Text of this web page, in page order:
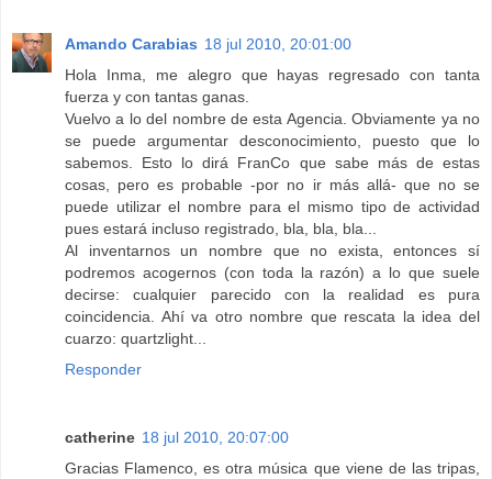
Amando Carabias 18 jul 2010, 20:01:00
Hola Inma, me alegro que hayas regresado con tanta
fuerza y con tantas ganas.
Vuelvo a lo del nombre de esta Agencia. Obviamente ya no
se puede argumentar desconocimiento, puesto que lo
sabemos. Esto lo dirá FranCo que sabe más de estas
cosas, pero es probable -por no ir más allá- que no se
puede utilizar el nombre para el mismo tipo de actividad
pues estará incluso registrado, bla, bla, bla...
Al inventarnos un nombre que no exista, entonces sí
podremos acogernos (con toda la razón) a lo que suele
decirse: cualquier parecido con la realidad es pura
coincidencia. Ahí va otro nombre que rescata la idea del
cuarzo: quartzlight...
Responder
catherine 18 jul 2010, 20:07:00
Gracias Flamenco, es otra música que viene de las tripas,